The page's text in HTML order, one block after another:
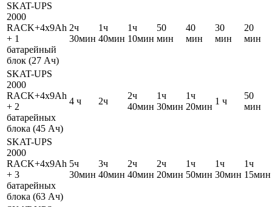
SKAT-UPS
2000
RACK+4x9Ah
+ 1
батарейный
блок (27 Ач)
2ч
30мин
1ч
40мин
1ч
10мин
50
мин
40
мин
30
мин
20
мин
SKAT-UPS
2000
RACK+4x9Ah
+ 2
батарейных
блока (45 Ач)
4 ч 2ч
2ч
40мин
1ч
30мин
1ч
20мин
1 ч
50
мин
SKAT-UPS
2000
RACK+4x9Ah
+ 3
батарейных
блока (63 Ач)
5ч
30мин
3ч
40мин
2ч
40мин
2ч
20мин
1ч
50мин
1ч
30мин
1ч
15мин